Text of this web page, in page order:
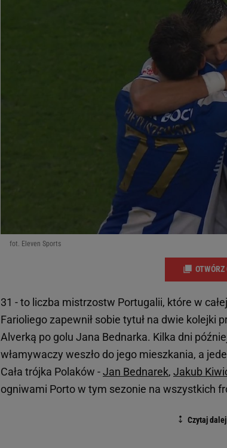
fot. Eleven Sports
OTWÓRZ
31 - to liczba mistrzostw Portugalii, które w
Farioliego zapewnił sobie tytuł na dwie kolejki
Alverką po golu Jana Bednarka. Kilka dni
włamywaczy weszło do jego mieszkania, a
Cała trójka Polaków -Jan Bednarek, Jakub
ogniwami Porto w tym sezonie na wszystkich